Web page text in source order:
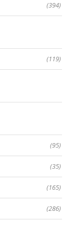
(394)
(119)
(95)
(35)
(165)
(286)